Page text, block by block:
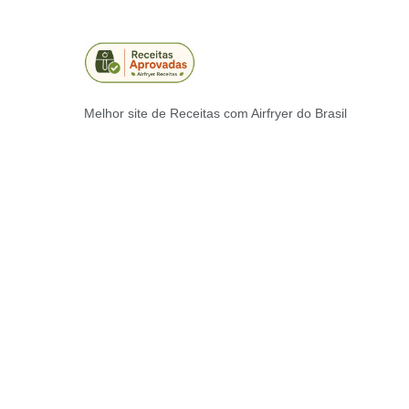
Melhor site de Receitas com Airfryer do Brasil